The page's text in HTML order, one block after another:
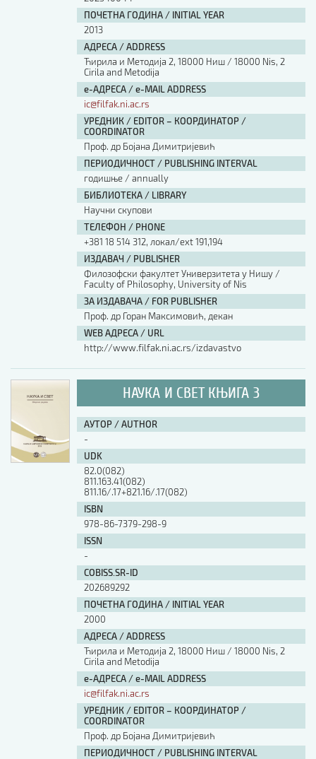
ПОЧЕТНА ГОДИНА / INITIAL YEAR
2013
АДРЕСА / ADDRESS
Ћирила и Методија 2, 18000 Ниш / 18000 Nis, 2
Cirila and Metodija
е-АДРЕСА / e-MAIL ADDRESS
ic@filfak.ni.ac.rs
УРЕДНИК / EDITOR – КООРДИНАТОР /
COORDINATOR
Проф. др Бојана Димитријевић
ПЕРИОДИЧНОСТ / PUBLISHING INTERVAL
годишње / annually
БИБЛИОТЕКА / LIBRARY
Научни скупови
ТЕЛЕФОН / PHONE
+381 18 514 312, локал/ext 191,194
ИЗДАВАЧ / PUBLISHER
Филозофски факултет Универзитета у Нишу /
Faculty of Philosophy, University of Nis
ЗА ИЗДАВАЧА / FOR PUBLISHER
Проф. др Горан Максимовић, декан
WEB АДРЕСА / URL
http://www.filfak.ni.ac.rs/izdavastvo
НАУКА И СВЕТ КЊИГА 3
АУТОР / AUTHOR
-
UDK
82.0(082)
811.163.41(082)
811.16/.17+821.16/.17(082)
ISBN
978-86-7379-298-9
ISSN
-
COBISS.SR-ID
202689292
ПОЧЕТНА ГОДИНА / INITIAL YEAR
2000
АДРЕСА / ADDRESS
Ћирила и Методија 2, 18000 Ниш / 18000 Nis, 2
Cirila and Metodija
е-АДРЕСА / e-MAIL ADDRESS
ic@filfak.ni.ac.rs
УРЕДНИК / EDITOR – КООРДИНАТОР /
COORDINATOR
Проф. др Бојана Димитријевић
ПЕРИОДИЧНОСТ / PUBLISHING INTERVAL